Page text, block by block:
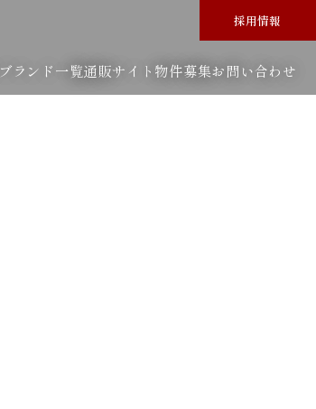
採用情報
ブランド一覧通販サイト 物件募集お問い合わせ